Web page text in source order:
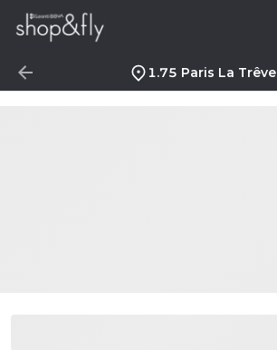
1.75 Paris La Trêve